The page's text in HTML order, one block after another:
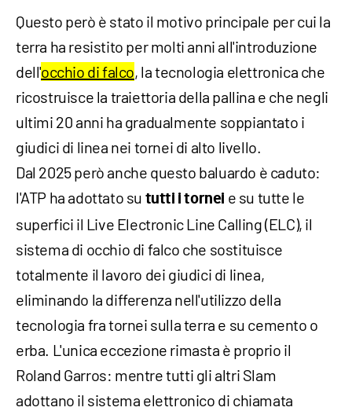
Questo però è stato il motivo principale per cui la
terra ha resistito per molti anni all'introduzione
dell'occhio di falco, la tecnologia elettronica che
ricostruisce la traiettoria della pallina e che negli
ultimi 20 anni ha gradualmente soppiantato i
giudici di linea nei tornei di alto livello.
Dal 2025 però anche questo baluardo è caduto:
l'ATP ha adottato su tutti i tornei e su tutte le
superfici il Live Electronic Line Calling (ELC), il
sistema di occhio di falco che sostituisce
totalmente il lavoro dei giudici di linea,
eliminando la differenza nell'utilizzo della
tecnologia fra tornei sulla terra e su cemento o
erba. L'unica eccezione rimasta è proprio il
Roland Garros: mentre tutti gli altri Slam
adottano il sistema elettronico di chiamata